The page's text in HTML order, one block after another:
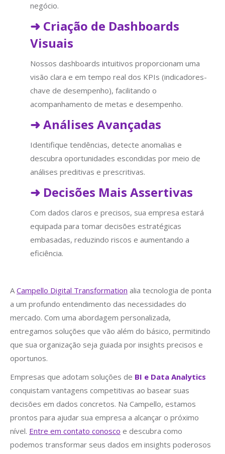
negócio.
➜ Criação de Dashboards
Visuais
Nossos dashboards intuitivos proporcionam uma
visão clara e em tempo real dos KPIs (indicadores-
chave de desempenho), facilitando o
acompanhamento de metas e desempenho.
➜Análises Avançadas
Identifique tendências, detecte anomalias e
descubra oportunidades escondidas por meio de
análises preditivas e prescritivas.
➜ Decisões Mais Assertivas
Com dados claros e precisos, sua empresa estará
equipada para tomar decisões estratégicas
embasadas, reduzindo riscos e aumentando a
eficiência.
ACampello Digital Transformation alia tecnologia de ponta
a um profundo entendimento das necessidades do
mercado. Com uma abordagem personalizada,
entregamos soluções que vão além do básico, permitindo
que sua organização seja guiada por insights precisos e
oportunos.
Empresas que adotam soluções de BI e Data Analytics
conquistam vantagens competitivas ao basear suas
decisões em dados concretos. Na Campello, estamos
prontos para ajudar sua empresa a alcançar o próximo
nível. Entre em contato conosco e descubra como
podemos transformar seus dados em insights poderosos